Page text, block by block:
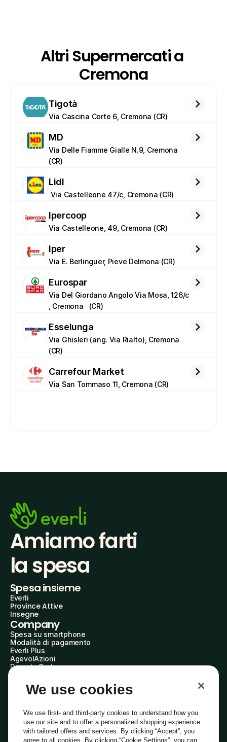
Altri Supermercati a
Cremona
Tigotà
Via Cascina Corte 6, Cremona (CR)
MD
Via Delle Fiamme Gialle N.9, Cremona
(CR)
Lidl
Via Castelleone 47/c, Cremona (CR)
Ipercoop
Via Castelleone, 49, Cremona (CR)
Iper
Via E. Berlinguer, Pieve Delmona (CR)
Eurospar
Via Del Giordano Angolo Via Mosa, 126/c
, Cremona   (CR)
Esselunga
Via Ghisleri (ang. Via Rialto), Cremona
(CR)
Carrefour Market
Via San Tommaso 11, Cremona (CR)
Amiamo farti
la spesa
Spesa insieme
Everli
Province Attive
Insegne
Company
Spesa su smartphone
Modalità di pagamento
Everli Plus
AgevolAzioni
Diventa Partner
Everli Shoppers
About Us
Everli News
Domande frequenti
Lavora con noi
Diventa Shopper
We use cookies
We use first- and third-party cookies to understand how you
use our site and to offer a personalized shopping experience
with tailored offers and services. By clicking “Accept”, you
agree to all cookies. By clicking “Cookie Settings”, you can